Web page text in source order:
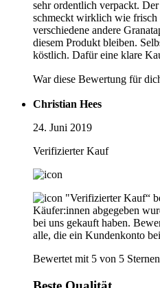
sehr ordentlich verpackt.
schmeckt wirklich wie frisch
verschiedene andere
diesem Produkt bleiben.
köstlich. Dafür eine klare
War diese Bewertung für
Christian Hees
24. Juni 2019
Verifizierter Kauf
"Verifizierter Kauf“
Käufer:innen abgegeben
bei uns gekauft haben.
alle, die ein Kundenkonto
Bewertet mit 5 von 5